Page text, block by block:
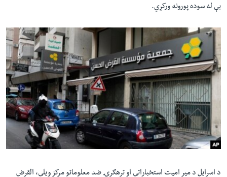
بې له سوده پورونه ورکړي.
د اسرایل د میر امیت استخباراتي او ترهګرۍ ضد معلوماتو مرکز ويلي، القرض